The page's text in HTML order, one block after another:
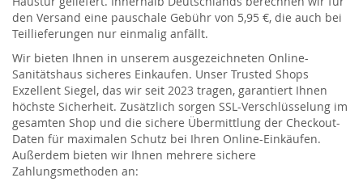
den Versand eine pauschale Gebühr von 5,95 €, die auch bei
Teillieferungen nur einmalig anfällt.
Wir bieten Ihnen in unserem ausgezeichneten Online-
Sanitätshaus sicheres Einkaufen. Unser Trusted Shops
Exzellent Siegel, das wir seit 2023 tragen, garantiert Ihnen
höchste Sicherheit. Zusätzlich sorgen SSL-Verschlüsselung im
gesamten Shop und die sichere Übermittlung der Checkout-
Daten für maximalen Schutz bei Ihren Online-Einkäufen.
Außerdem bieten wir Ihnen mehrere sichere
Zahlungsmethoden an: